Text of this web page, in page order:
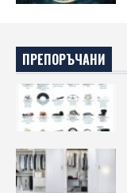
ПРЕПОРЪЧАНИ